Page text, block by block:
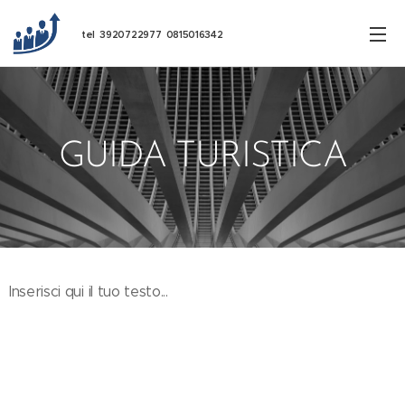
tel 3920722977 0815016342
GUIDA TURISTICA
Inserisci qui il tuo testo...